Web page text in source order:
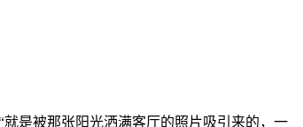
是被那张阳光洒满客厅的照片吸引来的，一